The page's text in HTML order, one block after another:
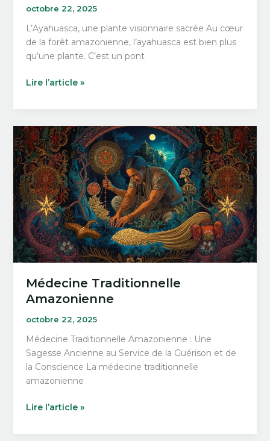
octobre 22, 2025
L’Ayahuasca, une plante visionnaire sacrée Au cœur
de la forêt amazonienne, l’ayahuasca est bien plus
qu’une plante. C’est un pont
L’Ayahuasca
une
médecine
ancestrale
pour
la
guérison
du
corps
et
de
l’esprit
Lire l’article »
Médecine Traditionnelle
Amazonienne
octobre 22, 2025
Médecine Traditionnelle Amazonienne : Une
Sagesse Ancienne au Service de la Guérison et de
la Conscience La médecine traditionnelle
amazonienne
Médecine
Amazonienne
Lire l’article »